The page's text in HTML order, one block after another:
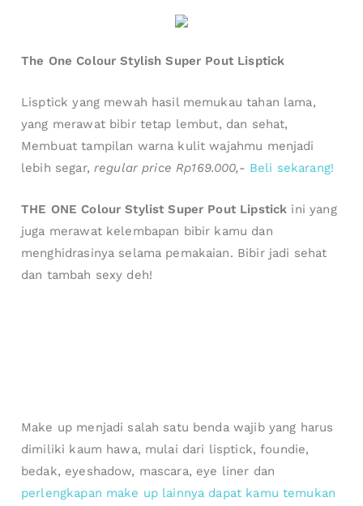
The One Colour Stylish Super Pout Lisptick
Lisptick yang mewah hasil memukau tahan lama,
yang merawat bibir tetap lembut, dan sehat,
Membuat tampilan warna kulit wajahmu menjadi
lebih segar, regular price Rp169.000,- Beli sekarang!
THE ONE Colour Stylist Super Pout Lipstick ini yang
juga merawat kelembapan bibir kamu dan
menghidrasinya selama pemakaian. Bibir jadi sehat
dan tambah sexy deh!
Make up menjadi salah satu benda wajib yang harus
dimiliki kaum hawa, mulai dari lisptick, foundie,
bedak, eyeshadow, mascara, eye liner dan
perlengkapan make up lainnya dapat kamu temukan